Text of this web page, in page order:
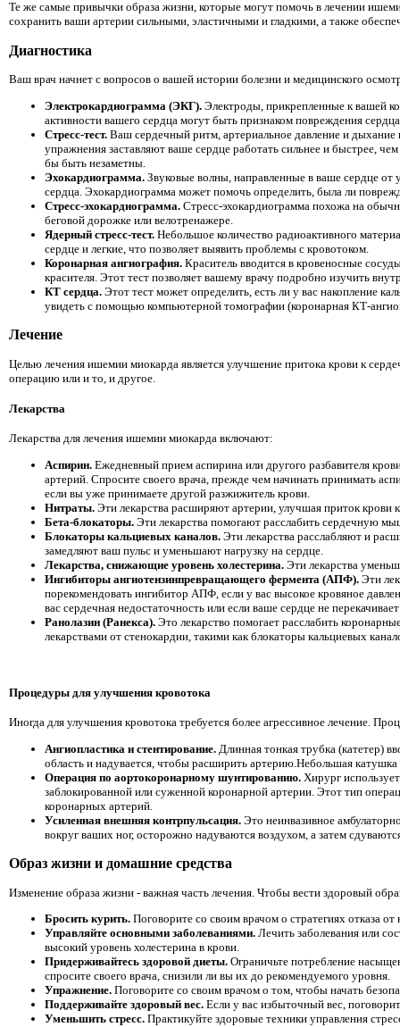
Те же самые привычки образа жизни, которые могут помочь в лечении
сохранить ваши артерии сильными, эластичными и гладкими, а также
Диагностика
Ваш врач начнет с вопросов о вашей истории болезни и медицинского
Электрокардиограмма (ЭКГ). Электроды, прикрепленные к вашей
активности вашего сердца могут быть признаком повреждения
Стресс-тест. Ваш сердечный ритм, артериальное давление и дыхание
упражнения заставляют ваше сердце работать сильнее и быстрее,
бы быть незаметны.
Эхокардиограмма. Звуковые волны, направленные в ваше сердце
сердца. Эхокардиограмма может помочь определить, была ли
Стресс-эхокардиограмма. Стресс-эхокардиограмма похожа на
беговой дорожке или велотренажере.
Ядерный стресс-тест. Небольшое количество радиоактивного
сердце и легкие, что позволяет выявить проблемы с кровотоком.
Коронарная ангиография. Краситель вводится в кровеносные
красителя. Этот тест позволяет вашему врачу подробно изучить
КТ сердца. Этот тест может определить, есть ли у вас накопление
увидеть с помощью компьютерной томографии (коронарная КТ-
Лечение
Целью лечения ишемии миокарда является улучшение притока крови к
операцию или и то, и другое.
Лекарства
Лекарства для лечения ишемии миокарда включают:
Аспирин. Ежедневный прием аспирина или другого разбавителя
артерий. Спросите своего врача, прежде чем начинать принимать
если вы уже принимаете другой разжижитель крови.
Нитраты. Эти лекарства расширяют артерии, улучшая приток крови
Бета-блокаторы. Эти лекарства помогают расслабить сердечную
Блокаторы кальциевых каналов. Эти лекарства расслабляют и
замедляют ваш пульс и уменьшают нагрузку на сердце.
Лекарства, снижающие уровень холестерина. Эти лекарства
Ингибиторы ангиотензинпревращающего фермента (АПФ). Эти
порекомендовать ингибитор АПФ, если у вас высокое кровяное
вас сердечная недостаточность или если ваше сердце не
Ранолазин (Ранекса). Это лекарство помогает расслабить
лекарствами от стенокардии, такими как блокаторы кальциевых
Процедуры для улучшения кровотока
Иногда для улучшения кровотока требуется более агрессивное лечение.
Ангиопластика и стентирование. Длинная тонкая трубка (катетер)
область и надувается, чтобы расширить артерию.Небольшая
Операция по аортокоронарному шунтированию. Хирург
заблокированной или суженной коронарной артерии. Этот тип
коронарных артерий.
Усиленная внешняя контрпульсация. Это неинвазивное
вокруг ваших ног, осторожно надуваются воздухом, а затем
Образ жизни и домашние средства
Изменение образа жизни - важная часть лечения. Чтобы вести здоровый
Бросить курить. Поговорите со своим врачом о стратегиях отказа
Управляйте основными заболеваниями. Лечить заболевания или
высокий уровень холестерина в крови.
Придерживайтесь здоровой диеты. Ограничьте потребление
спросите своего врача, снизили ли вы их до рекомендуемого уровня.
Упражнение. Поговорите со своим врачом о том, чтобы начать
Поддерживайте здоровый вес. Если у вас избыточный вес,
Уменьшить стресс. Практикуйте здоровые техники управления